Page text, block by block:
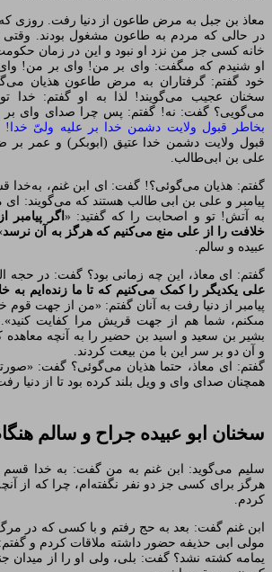
معاذ بن جبل به مرض طاعون از دنیا رفت‏. روزى که
در حالى که مردم به طاعون مشغول بودند. وقتى
خانه کسى جز من نزد او نبود و این در زمان
او شنیدم که مى‏گفت: واى بر من! واى بر من!
خود گفتم: گرفتاران به مرض طاعون هذیان
سخنان عجیب مى‏‌گویند! لذا به او گفتم: خدا
مى‏‌گویى؟ گفت: نه! گفتم: پس چرا صداى واى بر
بخاطر قبول ولایت دشمن خدا بر علیه ولىّ خدا!
قبول ولایت دشمن خدا عتیق (ابوبکر) و عمر بر
على بن ابى‌طالب.
گفتم: هذیان مى‏‌گوئى؟! گفت: اى ابن غنم، به‌خدا
پیامبر و على بن ابى طالب هستند که مى‏‌گویند: اى
به آتش! تو و اصحابت را که گفتید:« اگر
خلافت را از على منع مى‏‌کنیم که هرگز به آن نرسد
عبیده و سالم‏.
گفتم: اى معاذ، این چه زمانى بود؟ گفت: در حجه
على یکدیگر را کمک مى‏‌کنیم که تا ما زنده‌‏ایم به
پیامبر از دنیا رفت به آنان گفتم: «من از جهت قوم
مى‏کنم، شما هم از جهت قریش مرا کفایت
بشیر بن سعید و اسید بن حضیر را به آنچه معاهده
و آن دو بر سر این با من بیعت کردند.
گفتم: اى معاذ، حتما هذیان مى‏‌گوئى؟ گفت:
همچنان صداى واى و ویل بلند کرده بود تا از دنیا
سخنان ابو عبیده جراح و سالم
سلیم مى‏‌گوید: ابن غنم به من گفت: به خدا قسم
هرگز براى کسى جز دو نفر نگفته‏‌ام، چرا که از
کردم‏.
ابن غنم گفت: بعد به حج رفتم و با کسى که در مرگ
مولى ابى حذیفه‏ حضور داشته ملاقات کردم و
یمامه کشته نشد؟ گفت: بلى، ولى او را از میدان